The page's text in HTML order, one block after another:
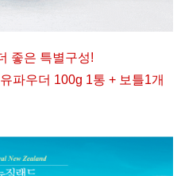
좋은 특별구성!
파우더 100g 1통 + 보틀1개